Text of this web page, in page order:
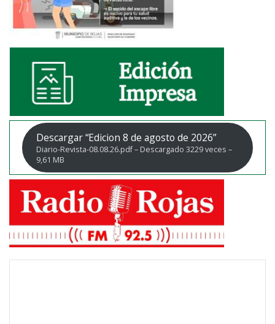
Descargar “Edicion 8 de agosto de 2026”
Diario-Revista-08.08.26.pdf – Descargado 3229 veces –
9,61 MB